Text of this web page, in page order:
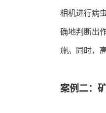
相机进行病
确地判断出
施。同时，
案例二：